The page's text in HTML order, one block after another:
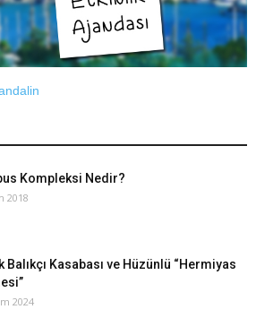
Kompleksi Nedir?
2018
Balıkçı Kasabası ve Hüzünlü “Hermiyas
2024